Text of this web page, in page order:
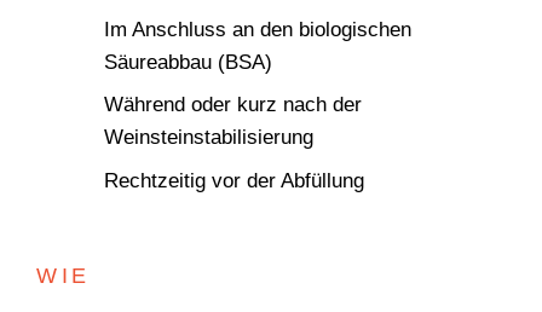
Im Anschluss an den biologischen
Säureabbau (BSA)
Während oder kurz nach der
Weinsteinstabilisierung
Rechtzeitig vor der Abfüllung
WIE